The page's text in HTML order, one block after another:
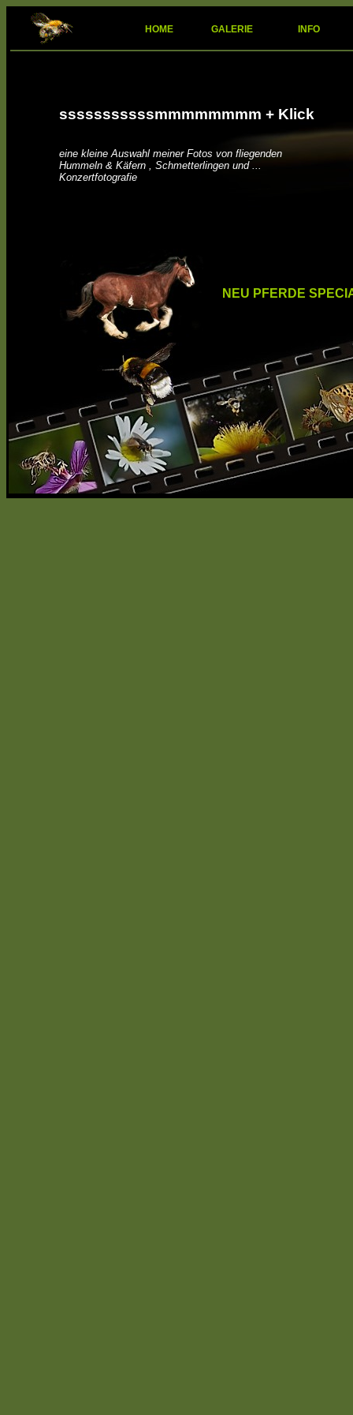
HOME GALERIE INFO
sssssssssssmmmmmmmm + Klick
eine kleine Auswahl meiner Fotos von fliegenden
Hummeln & Käfern , Schmetterlingen und ...
Konzertfotografie
NEU PFERDE